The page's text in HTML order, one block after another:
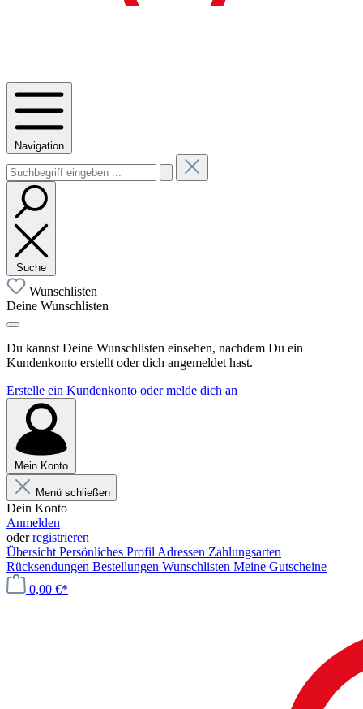
Navigation
Suche
Wunschlisten
Deine Wunschlisten
Du kannst Deine Wunschlisten einsehen, nachdem Du ein
Kundenkonto erstellt oder dich angemeldet hast.
Erstelle ein Kundenkonto oder melde dich an
Mein Konto
Menü schließen
Dein Konto
Anmelden
oderregistrieren
Übersicht Persönliches Profil Adressen Zahlungsarten
Rücksendungen Bestellungen Wunschlisten Meine Gutscheine
0,00 €*